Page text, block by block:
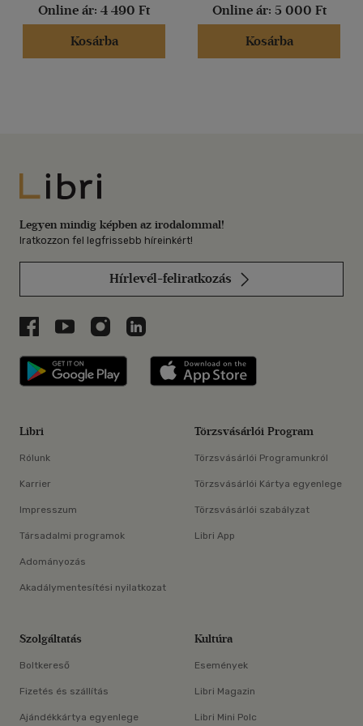
Online ár: 4 490 Ft
Kosárba
Online ár: 5 000 Ft
Kosárba
Libri
Legyen mindig képben az irodalommal!
Iratkozzon fel legfrissebb híreinkért!
Hírlevél-feliratkozás
Libri a Facebookon
Libri a Youtube-on
Libri az Instagramon
Libri a LinkedInen
Libri applikáció Szerezd meg: Google
Libri
Rólunk
Karrier
Impresszum
Társadalmi programok
Adományozás
Akadálymentesítési nyilatkozat
Törzsvásárlói Program
Törzsvásárlói Programunkról
Törzsvásárlói Kártya egyenlege
Törzsvásárlói szabályzat
Libri App
Szolgáltatás
Boltkereső
Fizetés és szállítás
Ajándékkártya egyenlege
Kultúra
Események
Libri Magazin
Libri Mini Polc